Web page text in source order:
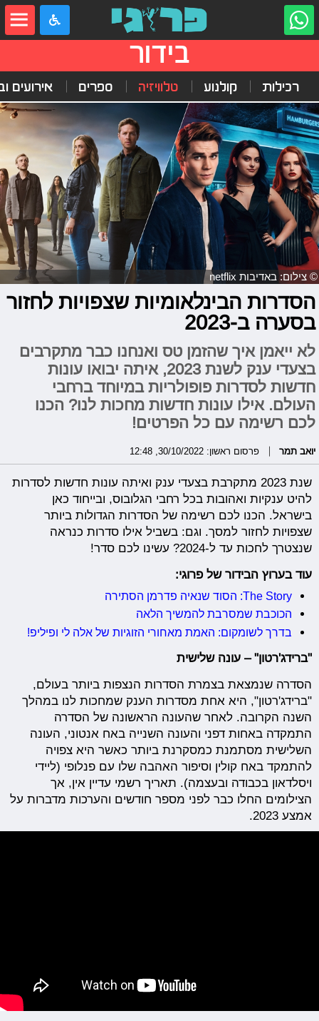
בידור
רכילות קולנוע טלוויזיה ספרים אירועים
© צילום: באדיבות netflix
הסדרות הבינלאומיות שצפויות לחזור
בסערה ב-2023
לא ייאמן איך שהזמן טס ואנחנו כבר מתקרבים
בצעדי ענק לשנת 2023, איתה יבואו עונות
חדשות לסדרות פופולריות במיוחד ברחבי
העולם. אילו עונות חדשות מחכות לנו? הכנו
לכם רשימה עם כל הפרטים!
יואב תמר פרסום ראשון: 30/10/2022, 12:48
שנת 2023 מתקרבת בצעדי ענק ואיתה עונות חדשות לסדרות
להיט ענקיות ואהובות בכל רחבי הגלובוס, ובייחוד כאן
בישראל. הכנו לכם רשימה של הסדרות הגדולות ביותר
שצפויות לחזור למסך. וגם: בשביל אילו סדרות כנראה
שנצטרך לחכות עד ל-2024? עשינו לכם סדר!
עוד בערוץ הבידור של פרוגי:
The Story: הסוד שנאיה פדרמן הסתירה
הכוכבת שמסרבת להמשיך הלאה
בדרך לשומקום: האמת מאחורי הזוגיות של אלה לי ופיליפ!
"ברידג'רטון" – עונה שלישית
הסדרה שנמצאת בצמרת הסדרות הנצפות ביותר בעולם,
"ברידג'רטון", היא אחת מסדרות הענק שמחכות לנו במהלך
השנה הקרובה. לאחר שהעונה הראשונה של הסדרה
התמקדה באחות דפני והעונה השנייה באח אנטוני, העונה
השלישית מסתמנת כמסקרנת ביותר כאשר היא צפויה
להתמקד באח קולין וסיפור האהבה שלו עם פנלופי (ליידי
ויסלדאון בכבודה ובעצמה). תאריך רשמי עדיין אין, אך
הצילומים החלו כבר לפני מספר חודשים והערכות מדברות על
אמצע 2023.